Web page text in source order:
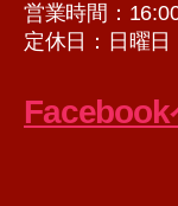
営業時間：
定休日：日曜日
Facebook